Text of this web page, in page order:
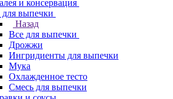
и консервация
для выпечки
Назад
Все для выпечки
Дрожжи
Ингридиенты для выпечки
Мука
Охлажденное тесто
Смесь для выпечки